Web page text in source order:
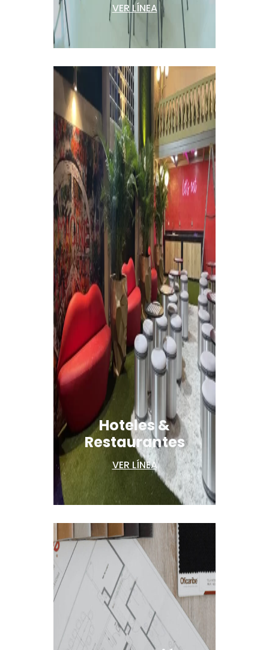
VER LÍNEA
Hoteles &
Restaurantes
VER LÍNEA